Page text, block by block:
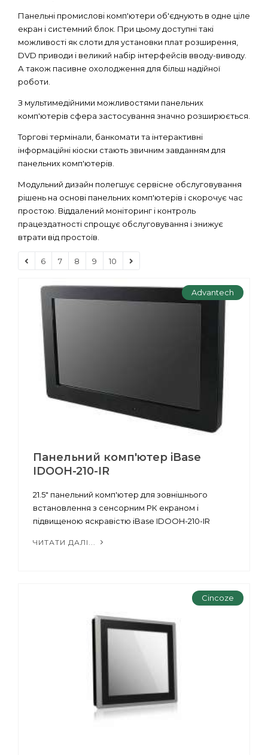
Панельні промислові комп'ютери об'єднують в одне ціле
екран і системний блок. При цьому доступні такі
можливості як слоти для установки плат розширення,
DVD приводи і великий набір інтерфейсів вводу-виводу.
А також пасивне охолодження для більш надійної
роботи.
З мультимедійними можливостями панельних
комп'ютерів сфера застосування значно розширюється.
Торгові термінали, банкомати та інтерактивні
інформаційні кіоски стають звичним завданням для
панельних комп'ютерів.
Модульний дизайн полегшує сервісне обслуговування
рішень на основі панельних комп'ютерів і скорочує час
простою. Віддалений моніторинг і контроль
працездатності спрощує обслуговування і знижує
втрати від простоїв.
6 7 8 9 10
Advantech
Панельний комп'ютер iBase
IDOOH-210-IR
21.5" панельний комп'ютер для зовнішнього
встановлення з сенсорним РК екраном і
підвищеною яскравістю iBase IDOOH-210-IR
ЧИТАТИ ДАЛІ...
Cincoze